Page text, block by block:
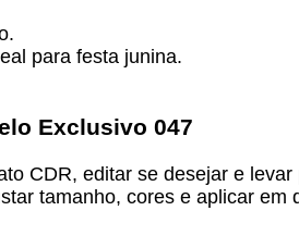
para festa junina.
Exclusivo 047
CDR, editar se desejar e
tamanho, cores e aplicar em